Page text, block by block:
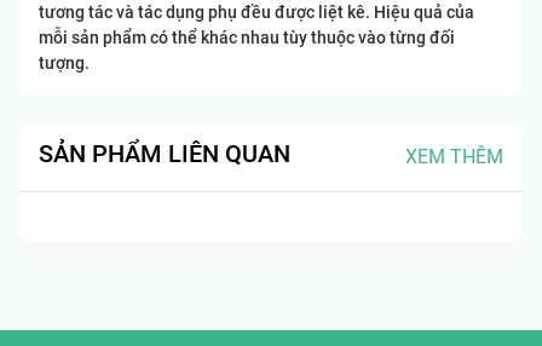
tương tác và tác dụng phụ đều được liệt kê. Hiệu quả của
mỗi sản phẩm có thể khác nhau tùy thuộc vào từng đối
tượng.
SẢN PHẨM LIÊN QUAN XEM THÊM